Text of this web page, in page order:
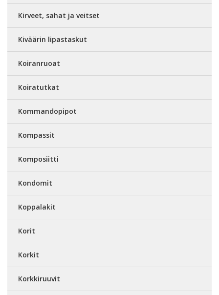
Kirveet, sahat ja veitset
Kiväärin lipastaskut
Koiranruoat
Koiratutkat
Kommandopipot
Kompassit
Komposiitti
Kondomit
Koppalakit
Korit
Korkit
Korkkiruuvit